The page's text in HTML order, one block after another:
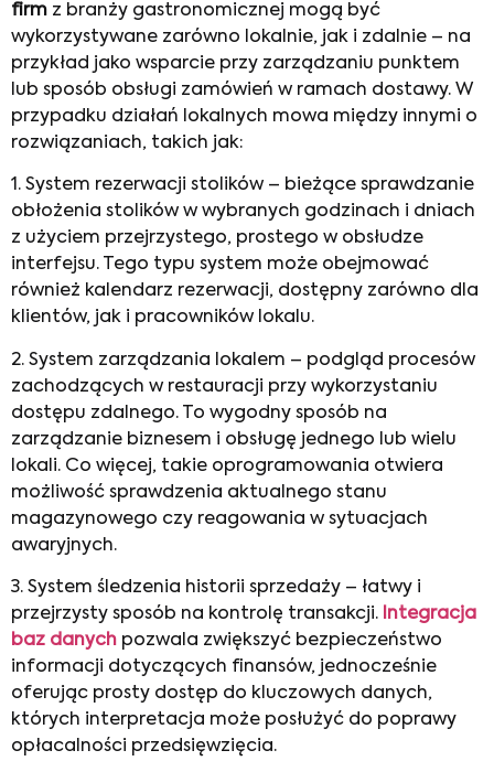
firm z branży gastronomicznej mogą być
wykorzystywane zarówno lokalnie, jak i zdalnie – na
przykład jako wsparcie przy zarządzaniu punktem
lub sposób obsługi zamówień w ramach dostawy. W
przypadku działań lokalnych mowa między innymi o
rozwiązaniach, takich jak:
1. System rezerwacji stolików – bieżące sprawdzanie
obłożenia stolików w wybranych godzinach i dniach
z użyciem przejrzystego, prostego w obsłudze
interfejsu. Tego typu system może obejmować
również kalendarz rezerwacji, dostępny zarówno dla
klientów, jak i pracowników lokalu.
2. System zarządzania lokalem – podgląd procesów
zachodzących w restauracji przy wykorzystaniu
dostępu zdalnego. To wygodny sposób na
zarządzanie biznesem i obsługę jednego lub wielu
lokali. Co więcej, takie oprogramowania otwiera
możliwość sprawdzenia aktualnego stanu
magazynowego czy reagowania w sytuacjach
awaryjnych.
3. System śledzenia historii sprzedaży – łatwy i
przejrzysty sposób na kontrolę transakcji. Integracja
baz danych pozwala zwiększyć bezpieczeństwo
informacji dotyczących finansów, jednocześnie
oferując prosty dostęp do kluczowych danych,
których interpretacja może posłużyć do poprawy
opłacalności przedsięwzięcia.